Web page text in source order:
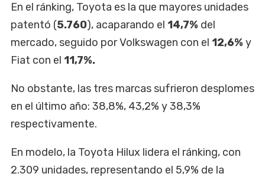
En el ránking, Toyota es la que mayores unidades
patentó (5.760), acaparando el 14,7% del
mercado, seguido por Volkswagen con el 12,6% y
Fiat con el 11,7%.
No obstante, las tres marcas sufrieron desplomes
en el último año: 38,8%, 43,2% y 38,3%
respectivamente.
En modelo, la Toyota Hilux lidera el ránking, con
2.309 unidades, representando el 5,9% de la